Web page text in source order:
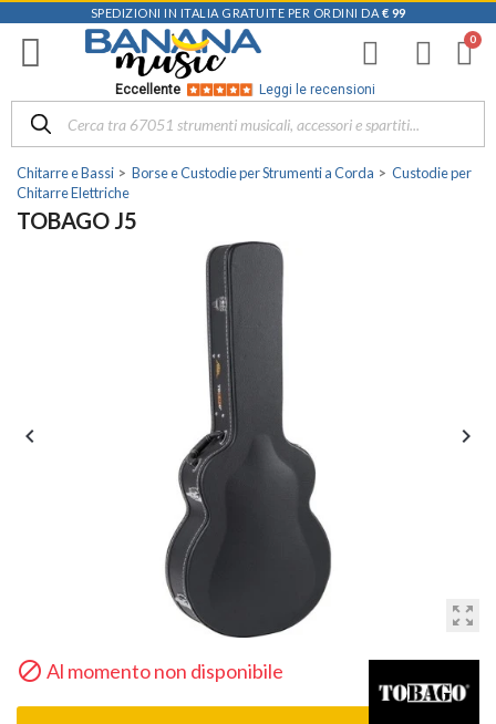
SPEDIZIONI IN ITALIA GRATUITE PER ORDINI DA € 99
Eccellente Leggi le recensioni
Chitarre e Bassi Borse e Custodie per Strumenti a Corda
Custodie per
Chitarre Elettriche
TOBAGO J5
zoom_out_map
 
 Al momento non disponibile